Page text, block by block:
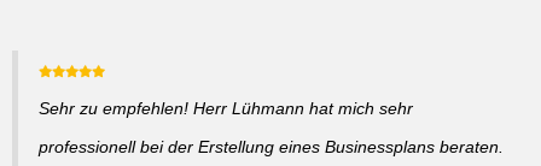
Sehr zu empfehlen! Herr Lühmann hat mich sehr
professionell bei der Erstellung eines Businessplans beraten.